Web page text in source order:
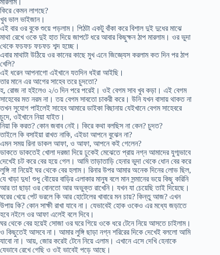
মারলাম।
কিরে কেমন লাগছে?
খুব ভাল ভাইজান।
এই বার ওর বুকে শুয়ে পড়লাম। পিঠটা একটু বাঁকা করে বিশাল দুই দুধের মাঝে
মাথা রেখে ওকে দুই হাত দিয়ে জাপটে ধরে আবার কিছুক্ষন ঠাপ মারলাম। ওর ভুদা
থেকে ফচফচ ফচফচ শব্দ হচ্ছে।
এবার মাথাটা উঠিয়ে ওর কানের কাছে মুখ এনে জিজ্ঞ্যেস করলাম কত দিন পর ঠাপ
খেলি?
এই ধরেন আপনাগো এইখানে যতদিন ধইরা আইছি।
তার মানে এর আগের সাহেব তরে চুদতো?
হ, রোজ না হইলেও ২/৩ দিন পরে পরেই। ওই বেগম সাব খুব কড়া। এই বেগম
সাহেবের মত নরম না। তয় বেগম সাবতো চাকরী করে। উনি যখন বাসায় থাকত না
তখন সুযোগ পাইলেই সাহেব আমারে ডাইকা বিছানায় যেইখানে বেগম সাহেবরে
চুদে, ওইখানে নিয়া যাইত।
নিয়া কি করত? কোন জবাব নেই। কিরে কথা বলছিস না কেন? চুদত?
তাইলে কি বসাইয়া রাখত নাকি, এইডা আপনে বুঝেন না?
এমন সময় রিনা ডাকল আফা, ও আফা, আপনে কই গেলেন?
ডাকতে ডাকতেই খোলা দরজা দিয়ে ঢুকেই মেঝেতে প্রায় নগ্ন আমাদের যুগ্মভাবে
দেখেই চট করে বের হয়ে গেল। আমি তাড়াতাড়ি হেনার ভুদা থেকে ধোন বের করে
লুঙ্গি না নিয়েই ঘর থেকে বের হলাম। রিনার উপর আমার অনেক দিনের লোভ ছিল,
যে খাড়া দুধ! শুধু বৌয়ের বাড়ির এলাকার মানুষ বলে মান সন্মানের ভয়ে কিছু করিনি
আর তা ছাড়া ওর বোনতো আর অভুক্ত রাখেনি। যখন যা চেয়েছি তাই দিয়েছে।
ঘরের খেয়ে পেট ভরলে কি আর হোটেলের খাবারে মন চায়? কিন্তু আজ? এখন
উপায় কি? কোন সাক্ষী রাখা যাবে না। যেভাবেই হোক ওকেও এর মধ্যে জড়াতে
হবে নইলে ওর আফা এলেই বলে দিবে।
ঘর থেকে বের হয়েই সোজা ওর ঘরে গিয়ে ওকে ধরে টেনে নিয়ে আসতে চাইলাম।
ও কিছুতেই আসবে না। আমার লুঙ্গি ছাড়া নগ্ন শরিরের দিকে দেখেই বললো আমি
যাবো না। আয়, জোর করেই টেনে নিয়ে এলাম। এখানে এসে দেখি হেনাকে
যেভাবে রেখে গেছি ও ওই ভাবেই পড়ে আছে।